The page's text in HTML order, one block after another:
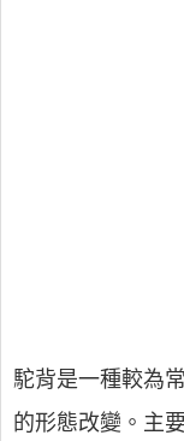
駝背是一種較為
的形態改變。主